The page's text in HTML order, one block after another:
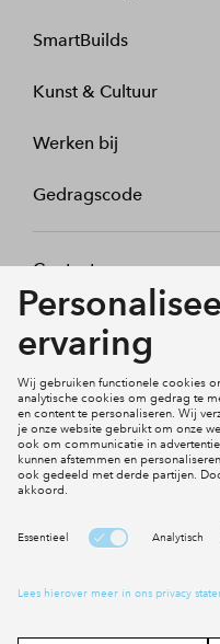
SmartBuilds
Kunst & Cultuur
Werken bij
Gedragscode
Contact
Mijn profiel
Social Media
Cookies